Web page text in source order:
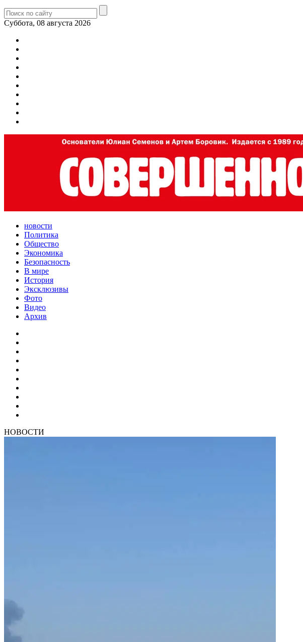
Суббота, 08 августа 2026
новости
Политика
Общество
Экономика
Безопасность
В мире
История
Эксклюзивы
Фото
Видео
Архив
НОВОСТИ